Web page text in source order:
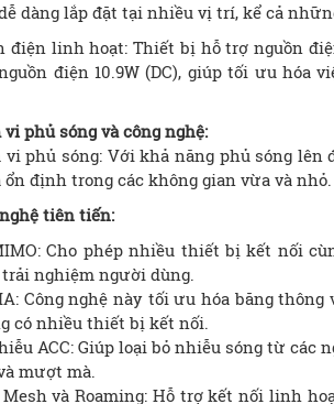
dàng lắp đặt tại nhiều vị trí, kể cả
điện linh hoạt: Thiết bị hỗ trợ nguồn
điện 10.9W (DC), giúp tối ưu hóa
vi phủ sóng và công nghệ:
vi phủ sóng: Với khả năng phủ sóng
ổn định trong các không gian vừa và nhỏ.
tiên tiến:
Cho phép nhiều thiết bị kết nối
nghiệm người dùng.
Công nghệ này tối ưu hóa băng
có nhiều thiết bị kết nối.
ACC: Giúp loại bỏ nhiễu sóng từ
mượt mà.
và Roaming: Hỗ trợ kết nối linh